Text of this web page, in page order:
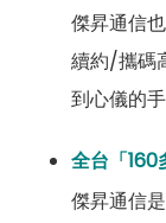
傑昇通信
續約/攜碼
到心儀的手
全台「160
傑昇通信